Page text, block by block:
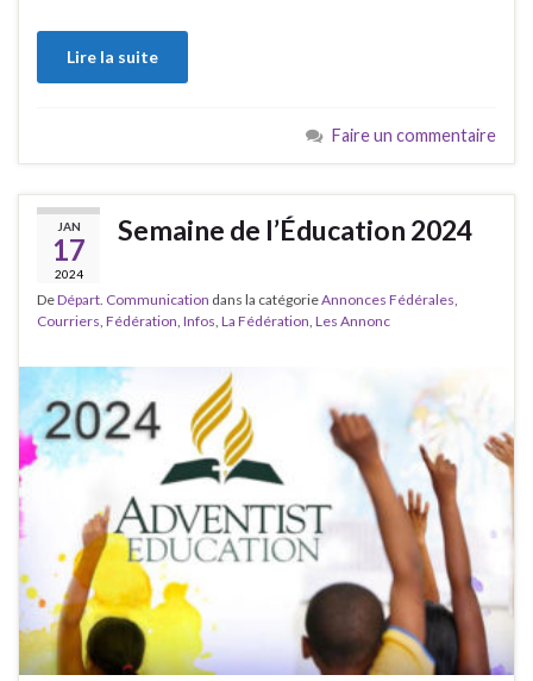
Lire la suite
Faire un commentaire
JAN
17
2024
Semaine de l’Éducation 2024
DeDépart. Communication dans la catégorieAnnonces Fédérales
Courriers Fédération Infos La Fédération Les Annonc